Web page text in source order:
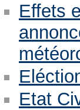
Effets
Etat